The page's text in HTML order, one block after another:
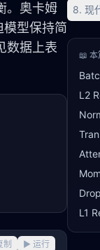
。奥卡姆
型保持简
数据上表
制 ▶ 运行
8. 现
📖 本
L2
L1